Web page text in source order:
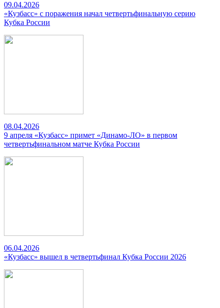
09.04.2026
«Кузбасс» с поражения начал четвертьфинальную серию
Кубка России
08.04.2026
9 апреля «Кузбасс» примет «Динамо-ЛО» в первом
четвертьфинальном матче Кубка России
06.04.2026
«Кузбасс» вышел в четвертьфинал Кубка России 2026